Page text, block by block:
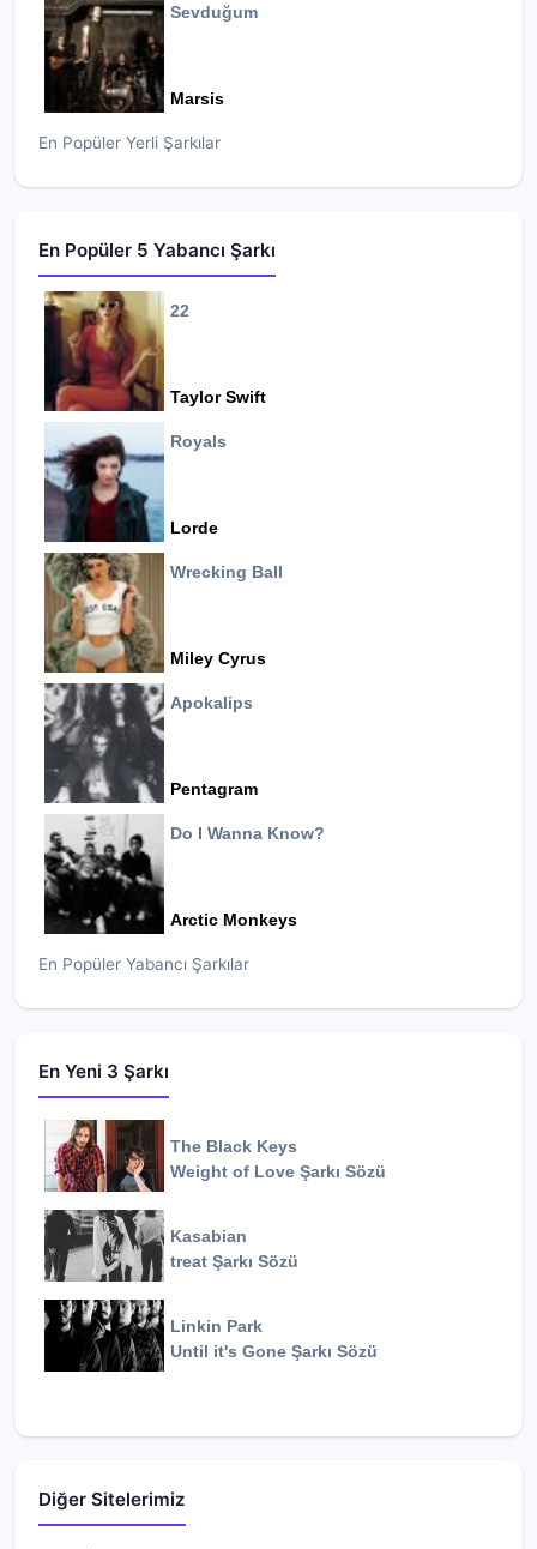
Sevduğum
Marsis
En Popüler Yerli Şarkılar
En Popüler 5 Yabancı Şarkı
22
Taylor Swift
Royals
Lorde
Wrecking Ball
Miley Cyrus
Apokalips
Pentagram
Do I Wanna Know?
Arctic Monkeys
En Popüler Yabancı Şarkılar
En Yeni 3 Şarkı
The Black Keys
Weight of Love Şarkı Sözü
Kasabian
treat Şarkı Sözü
Linkin Park
Until it's Gone Şarkı Sözü
Diğer Sitelerimiz